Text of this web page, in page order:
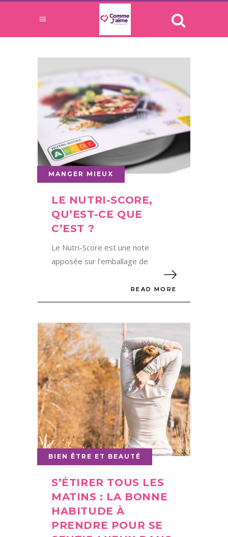
MANGER MIEUX
LE NUTRI-SCORE,
QU’EST-CE QUE
C’EST ?
Le Nutri-Score est une note
apposée sur l’emballage de
READ MORE
BIEN ÊTRE ET BEAUTÉ
S’ÉTIRER TOUS LES
MATINS : LA BONNE
HABITUDE À
PRENDRE POUR SE